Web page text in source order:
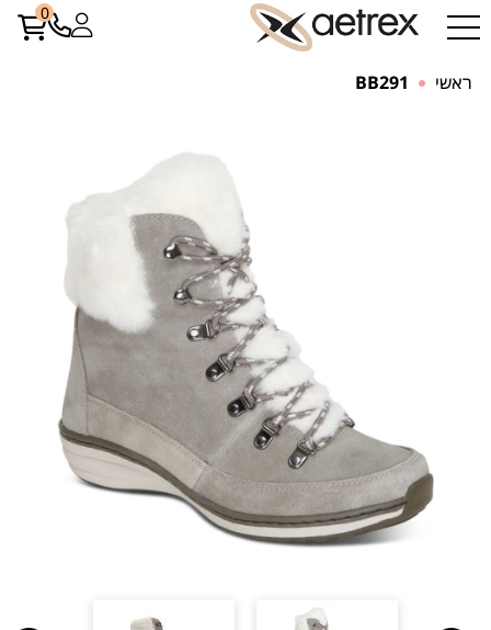
0
ראשי BB291